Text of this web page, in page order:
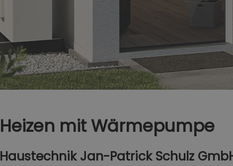
Heizen mit Wärmepumpe
Haustechnik Jan-Patrick Schulz